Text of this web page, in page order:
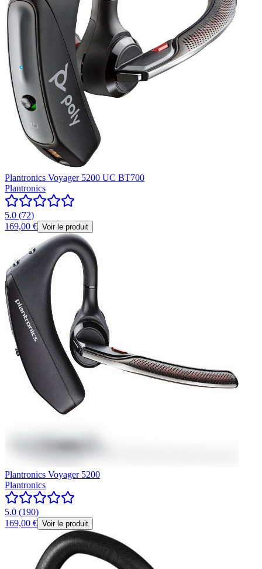
Plantronics Voyager 5200 UC BT700
Plantronics
5.0 (72)
169,00 € Voir le produit
Plantronics Voyager 5200
Plantronics
5.0 (190)
169,00 € Voir le produit